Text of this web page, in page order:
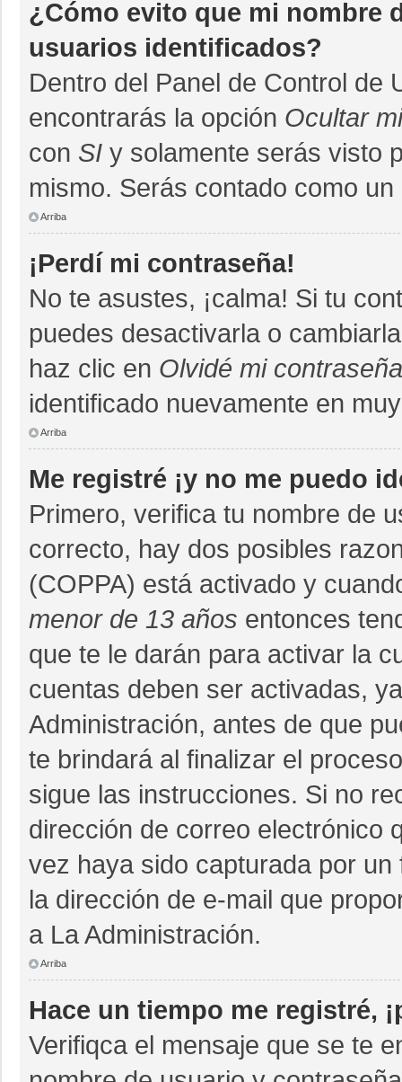
¿Cómo evito que mi nombre
usuarios identificados?
Dentro del Panel de Control de
encontrarás la opción Ocultar
con SI y solamente serás visto
mismo. Serás contado como
Arriba
¡Perdí mi contraseña!
No te asustes, ¡calma! Si tu
puedes desactivarla o
haz clic en Olvidé mi contraseña
identificado nuevamente en
Arriba
Me registré ¡y no me puedo
Primero, verifica tu nombre de
correcto, hay dos posibles
(COPPA) está activado y
menor de 13 años entonces
que te le darán para activar la
cuentas deben ser activadas,
Administración, antes de que
te brindará al finalizar el
sigue las instrucciones. Si no
dirección de correo electrónico
vez haya sido capturada por
la dirección de e-mail que
a La Administración.
Arriba
Hace un tiempo me registré,
Verifiqca el mensaje que se te